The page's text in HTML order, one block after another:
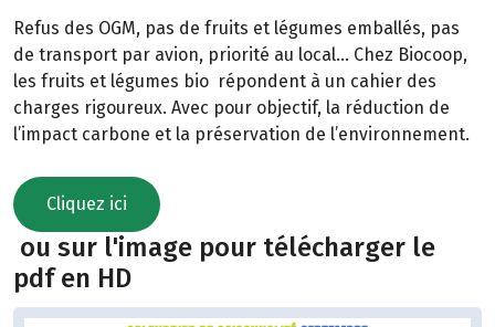
Refus des OGM, pas de fruits et légumes emballés, pas
de transport par avion, priorité au local… Chez Biocoop,
les fruits et légumes bio répondent à un cahier des
charges rigoureux. Avec pour objectif, la réduction de
l’impact carbone et la préservation de l’environnement.
Cliquez ici
ou sur l'image pour télécharger le
pdf en HD